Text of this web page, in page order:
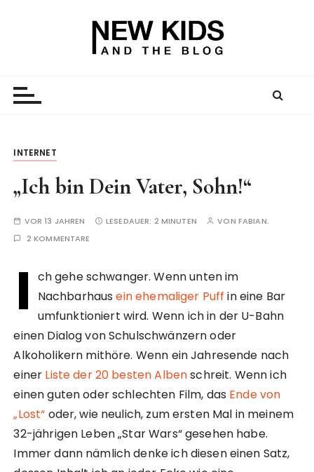
INTERNET
„Ich bin Dein Vater, Sohn!“
VOR 13 JAHREN LESEDAUER: 2 MINUTEN VON FABIAN.
2 KOMMENTARE
I
ch gehe schwanger. Wenn unten im
Nachbarhausein ehemaliger Puff in eine Bar
umfunktioniert wird. Wenn ich in der U-Bahn
einen Dialog von Schulschwänzern oder
Alkoholikern mithöre. Wenn ein Jahresende nach
einer Liste der 20 besten Albenschreit. Wenn ich
einen guten oder schlechten Film, das Ende von
„Lost“ oder, wie neulich, zum ersten Mal in meinem
32-jährigen Leben „Star Wars“ gesehen habe.
Immer dann nämlich denke ich diesen einen Satz,